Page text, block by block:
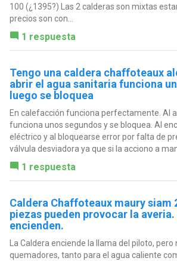
100 (¿1395?) Las 2 calderas son mixtas
precios son con...
1 respuesta
Tengo una caldera chaffoteaux
abrir el agua sanitaria funciona
luego se bloquea
En calefacción funciona perfectamente. Al
funciona unos segundos y se bloquea. Al
eléctrico y al bloquearse error por falta de
válvula desviadora ya que si la acciono a
1 respuesta
Caldera Chaffoteaux maury siam
piezas pueden provocar la
encienden.
La Caldera enciende la llama del piloto,
quemadores, tanto para el agua caliente